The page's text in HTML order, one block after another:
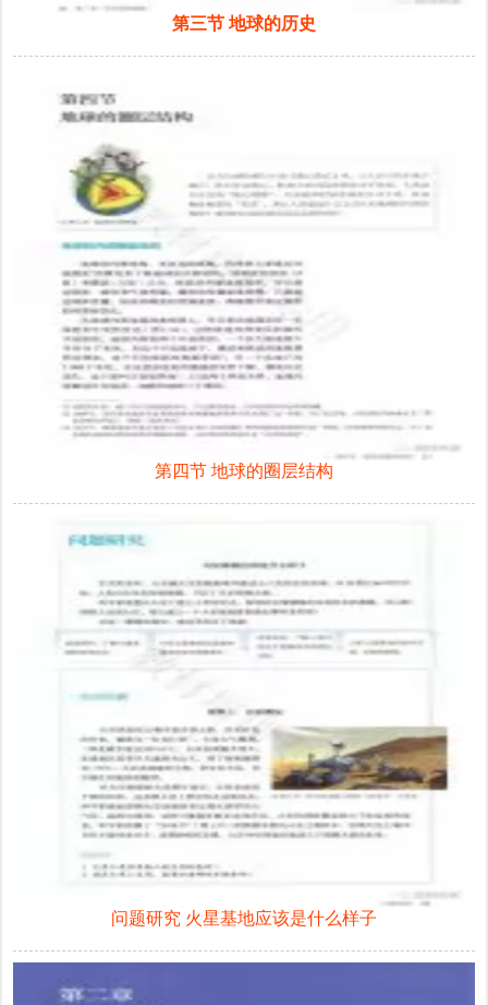
第三节 地球的历史
第四节 地球的圈层结构
问题研究 火星基地应该是什么样子